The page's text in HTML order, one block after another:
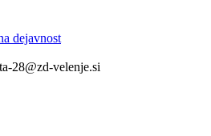
dejavnost
28@zd-velenje.si